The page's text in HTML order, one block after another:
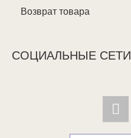
Возврат товара
СОЦИАЛЬНЫЕ СЕТИ